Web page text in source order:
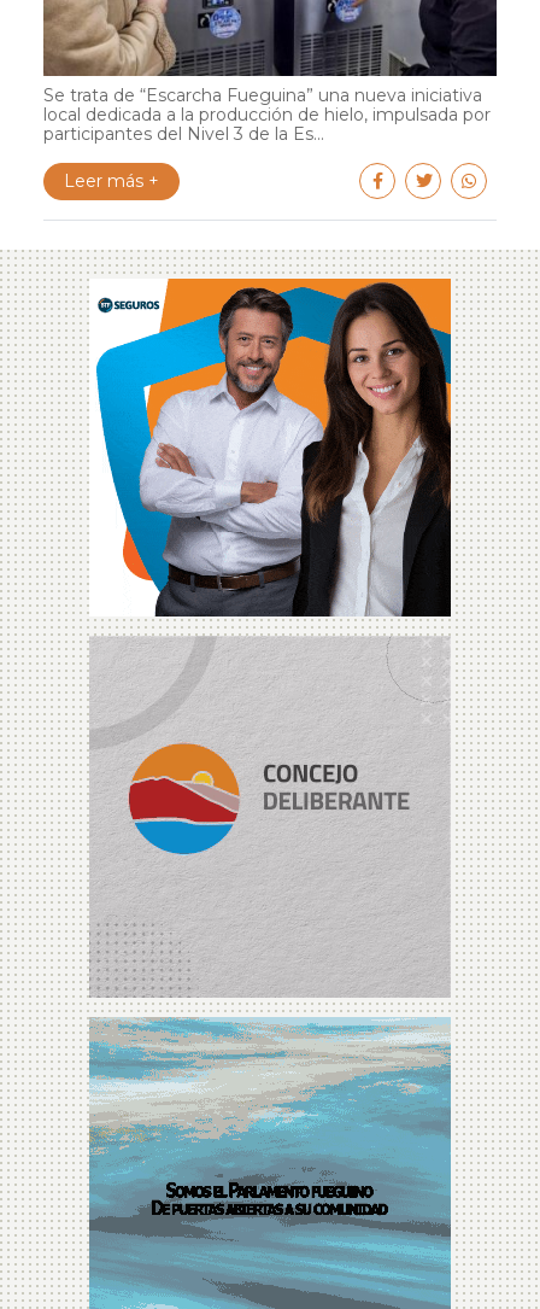
Se trata de “Escarcha Fueguina” una nueva iniciativa
local dedicada a la producción de hielo, impulsada por
participantes del Nivel 3 de la Es...
Leer más +